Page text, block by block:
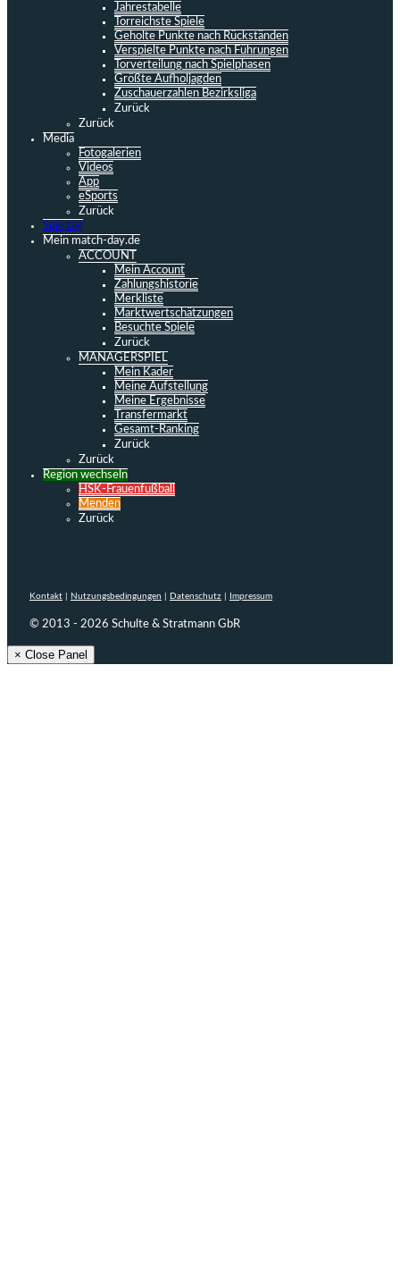
Jahrestabelle
Torreichste Spiele
Geholte Punkte nach Rückständen
Verspielte Punkte nach Führungen
Torverteilung nach Spielphasen
Größte Aufholjagden
Zuschauerzahlen Bezirksliga
Zurück
Zurück
Media
Fotogalerien
Videos
App
eSports
Zurück
Spieltag
Mein match-day.de
ACCOUNT
Mein Account
Zahlungshistorie
Merkliste
Marktwertschätzungen
Besuchte Spiele
Zurück
MANAGERSPIEL
Mein Kader
Meine Aufstellung
Meine Ergebnisse
Transfermarkt
Gesamt-Ranking
Zurück
Zurück
Region wechseln
HSK-Frauenfußball
Menden
Zurück
Kontakt Nutzungsbedingungen Datenschutz Impressum
© 2013 - 2026 Schulte & Stratmann GbR
× Close Panel